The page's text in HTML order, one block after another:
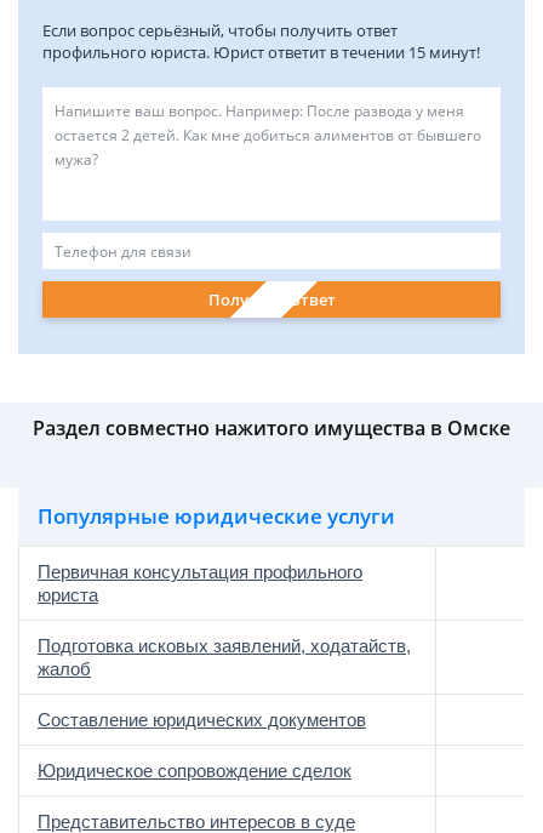
Если вопрос серьёзный, чтобы получить ответ
профильного юриста. Юрист ответит в течении 15 минут!
Получить ответ
Раздел совместно нажитого имущества в Омске
Популярные юридические услуги
Первичная консультация профильного
юриста
Подготовка исковых заявлений, ходатайств,
жалоб
Составление юридических документов
Юридическое сопровождение сделок
Представительство интересов в суде